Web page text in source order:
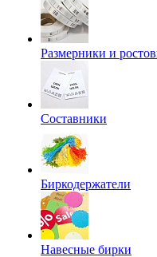
Размерники и
Составники
Биркодержатели
Навесные бирки